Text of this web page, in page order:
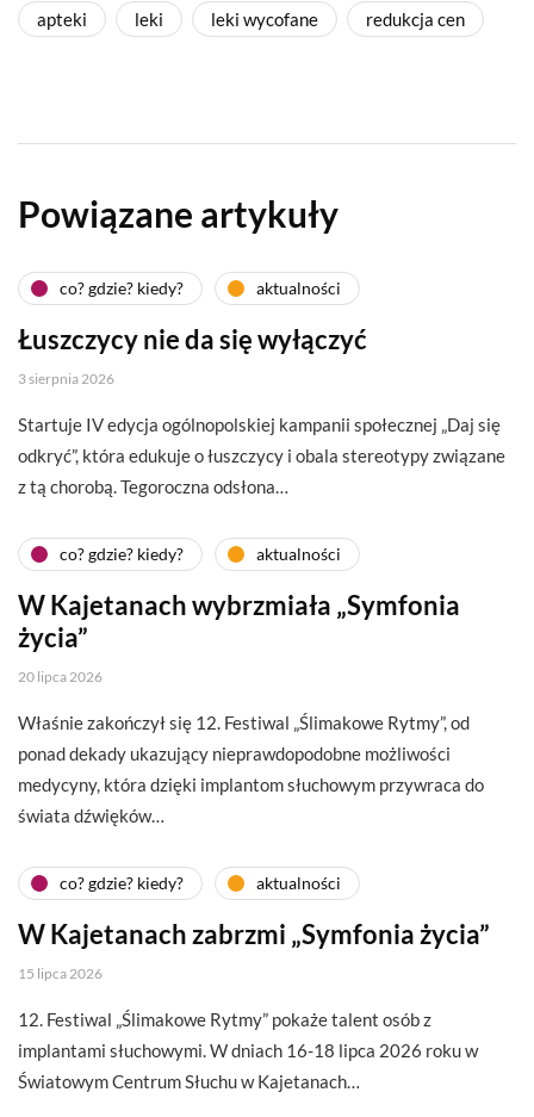
apteki leki leki wycofane redukcja cen
Powiązane artykuły
co? gdzie? kiedy? aktualności
Łuszczycy nie da się wyłączyć
3 sierpnia 2026
Startuje IV edycja ogólnopolskiej kampanii społecznej „Daj się
odkryć”, która edukuje o łuszczycy i obala stereotypy związane
z tą chorobą. Tegoroczna odsłona…
co? gdzie? kiedy? aktualności
W Kajetanach wybrzmiała „Symfonia
życia”
20 lipca 2026
Właśnie zakończył się 12. Festiwal „Ślimakowe Rytmy”, od
ponad dekady ukazujący nieprawdopodobne możliwości
medycyny, która dzięki implantom słuchowym przywraca do
świata dźwięków…
co? gdzie? kiedy? aktualności
W Kajetanach zabrzmi „Symfonia życia”
15 lipca 2026
12. Festiwal „Ślimakowe Rytmy” pokaże talent osób z
implantami słuchowymi. W dniach 16-18 lipca 2026 roku w
Światowym Centrum Słuchu w Kajetanach…